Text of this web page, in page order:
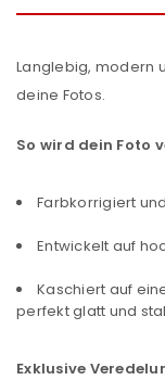
Langlebig, modern
deine Fotos.
So wird dein Foto
Farbkorrigiert
Entwickelt auf
Kaschiert auf
perfekt glatt und
Exklusive